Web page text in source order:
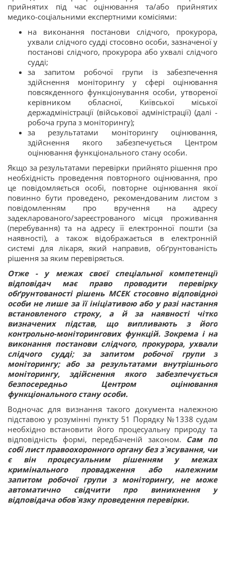
прийнятих під час оцінювання та/або прийнятих
медико-соціальними експертними комісіями:
на виконання постанови слідчого, прокурора,
ухвали слідчого судді стосовно особи, зазначеної у
постанові слідчого, прокурора або ухвалі слідчого
судді;
за запитом робочої групи із забезпечення
здійснення моніторингу у сфері оцінювання
повсякденного функціонування особи, утвореної
керівником обласної, Київської міської
держадміністрації (військової адміністрації) (далі -
робоча група з моніторингу);
за результатами моніторингу оцінювання,
здійснення якого забезпечується Центром
оцінювання функціонального стану особи.
Якщо за результатами перевірки прийнято рішення про
необхідність проведення повторного оцінювання, про
це повідомляється особі, повторне оцінювання якої
повинно бути проведено, рекомендованим листом з
повідомленням про вручення на адресу
задекларованого/зареєстрованого місця проживання
(перебування) та на адресу її електронної пошти (за
наявності), а також відображається в електронній
системі для лікаря, який направив, обґрунтованість
рішення за яким перевіряється.
Отже - у межах своєї спеціальної компетенції
відповідач має право проводити перевірку
обґрунтованості рішень МСЕК стосовно відповідної
особи не лише за її ініціативою або у разі настання
встановленого строку, а й за наявності чітко
визначених підстав, що випливають з його
контрольно-моніторингових функцій. Зокрема і на
виконання постанови слідчого, прокурора, ухвали
слідчого судді; за запитом робочої групи з
моніторингу; або за результатами внутрішнього
моніторингу, здійснення якого забезпечується
безпосередньо Центром оцінювання
функціонального стану особи.
Водночас для визнання такого документа належною
підставою у розумінні пункту 51 Порядку №1338 судам
необхідно встановити його процесуальну природу та
відповідність формі, передбаченій законом. Сам по
собі лист правоохоронного органу без з`ясування, чи
є він процесуальним рішенням у межах
кримінального провадження або належним
запитом робочої групи з моніторингу, не може
автоматично свідчити про виникнення у
відповідача обов`язку проведення перевірки.